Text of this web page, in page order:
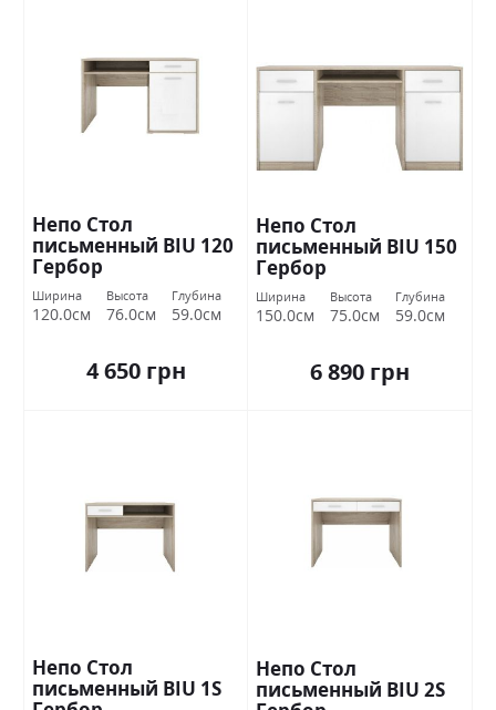
Непо Стол
письменный BIU 120
Гербор
Ширина
120.0см
Высота
76.0см
Глубина
59.0см
4 650 грн
Непо Стол
письменный BIU 150
Гербор
Ширина
150.0см
Высота
75.0см
Глубина
59.0см
6 890 грн
Непо Стол
письменный BIU 1S
Непо Стол
письменный BIU 2S